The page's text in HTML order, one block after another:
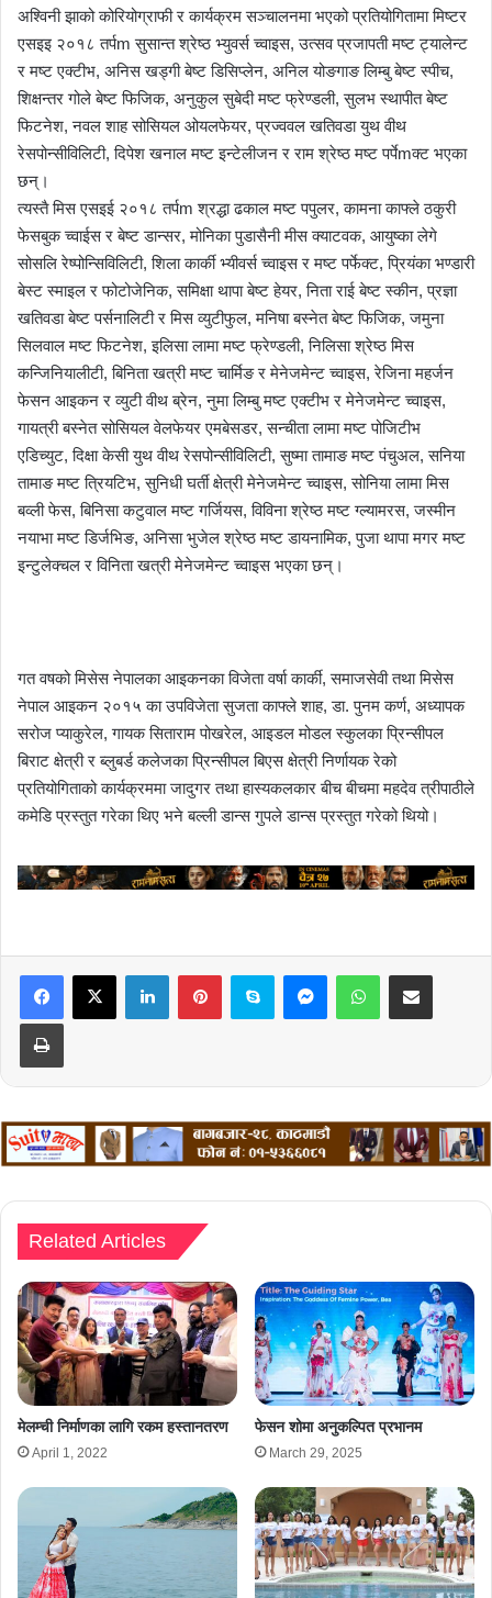
अश्विनी झाको कोरियोग्राफी र कार्यक्रम सञ्चालनमा भएको प्रतियोगितामा मिष्टर
एसइइ २०१८ तर्पm सुसान्त श्रेष्ठ भ्युवर्स च्वाइस, उत्सव प्रजापती मष्ट ट्यालेन्ट
र मष्ट एक्टीभ, अनिस खड्गी बेष्ट डिसिप्लेन, अनिल योङगाङ लिम्बु बेष्ट स्पीच,
शिक्षन्तर गोले बेष्ट फिजिक, अनुकुल सुबेदी मष्ट फ्रेण्डली, सुलभ स्थापीत बेष्ट
फिटनेश, नवल शाह सोसियल ओयलफेयर, प्रज्ववल खतिवडा युथ वीथ
रेसपोन्सीविलिटी, दिपेश खनाल मष्ट इन्टेलीजन र राम श्रेष्ठ मष्ट पर्पेmक्ट भएका
छन्।
त्यस्तै मिस एसइई २०१८ तर्पm श्रद्धा ढकाल मष्ट पपुलर, कामना काफ्ले ठकुरी
फेसबुक च्वाईस र बेष्ट डान्सर, मोनिका पुडासैनी मीस क्याटवक, आयुष्का लेगे
सोसलि रेष्पोन्सिविलिटी, शिला कार्की भ्यीवर्स च्वाइस र मष्ट पर्फेक्ट, प्रियंका भण्डारी
बेस्ट स्माइल र फोटोजेनिक, समिक्षा थापा बेष्ट हेयर, निता राई बेष्ट स्कीन, प्रज्ञा
खतिवडा बेष्ट पर्सनालिटी र मिस व्युटीफुल, मनिषा बस्नेत बेष्ट फिजिक, जमुना
सिलवाल मष्ट फिटनेश, इलिसा लामा मष्ट फ्रेण्डली, निलिसा श्रेष्ठ मिस
कन्जिनियालीटी, बिनिता खत्री मष्ट चार्मिङ र मेनेजमेन्ट च्वाइस, रेजिना महर्जन
फेसन आइकन र व्युटी वीथ ब्रेन, नुमा लिम्बु मष्ट एक्टीभ र मेनेजमेन्ट च्वाइस,
गायत्री बस्नेत सोसियल वेलफेयर एमबेसडर, सन्चीता लामा मष्ट पोजिटीभ
एडिच्युट, दिक्षा केसी युथ वीथ रेसपोन्सीविलिटी, सुष्मा तामाङ मष्ट पंचुअल, सनिया
तामाङ मष्ट त्रियटिभ, सुनिधी घर्ती क्षेत्री मेनेजमेन्ट च्वाइस, सोनिया लामा मिस
बव्ली फेस, बिनिसा कटुवाल मष्ट गर्जियस, विविना श्रेष्ठ मष्ट ग्ल्यामरस, जस्मीन
नयाभा मष्ट डिर्जभिङ, अनिसा भुजेल श्रेष्ठ मष्ट डायनामिक, पुजा थापा मगर मष्ट
इन्टुलेक्चल र विनिता खत्री मेनेजमेन्ट च्वाइस भएका छन्।
गत वषको मिसेस नेपालका आइकनका विजेता वर्षा कार्की, समाजसेवी तथा मिसेस
नेपाल आइकन २०१५ का उपविजेता सुजता काफ्ले शाह, डा. पुनम कर्ण, अध्यापक
सरोज प्याकुरेल, गायक सिताराम पोखरेल, आइडल मोडल स्कुलका प्रिन्सीपल
बिराट क्षेत्री र ब्लुबर्ड कलेजका प्रिन्सीपल बिएस क्षेत्री निर्णायक रेको
प्रतियोगिताको कार्यक्रममा जादुगर तथा हास्यकलकार बीच बीचमा महदेव त्रीपाठीले
कमेडि प्रस्तुत गरेका थिए भने बल्ली डान्स गुपले डान्स प्रस्तुत गरेको थियो।
LinkedInPinterestSkype MessengerWhatsAppShare via Email
Print
Related Articles
मेलम्ची निर्माणका लागि रकम हस्तानतरण
April 1, 2022
फेसन शोमा अनुकल्पित प्रभानम
March 29, 2025